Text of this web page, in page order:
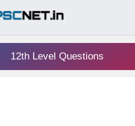
12th Level Questions